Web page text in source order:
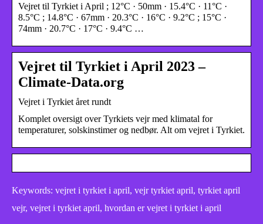
Vejret til Tyrkiet i April ; 12°C · 50mm · 15.4°C · 11°C ·
8.5°C ; 14.8°C · 67mm · 20.3°C · 16°C · 9.2°C ; 15°C ·
74mm · 20.7°C · 17°C · 9.4°C …
Vejret til Tyrkiet i April 2023 –
Climate-Data.org
Vejret i Tyrkiet året rundt
Komplet oversigt over Tyrkiets vejr med klimatal for
temperaturer, solskinstimer og nedbør. Alt om vejret i Tyrkiet.
Keywords: vejret i tyrkiet i april, vejr tyrkiet april, tyrkiet april
vejr, vejret i tyrkiet april, hvordan er vejret i tyrkiet i april